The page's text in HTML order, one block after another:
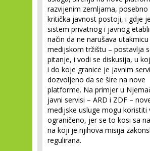
razvijenim zemljama, posebno
kritička javnost postoji, i gdje
sistem privatnog i javnog
način da ne narušava utakmicu
medijskom tržištu – postavlja
pitanje, i vodi se diskusija, u
i do koje granice je javnim
dozvoljeno da se šire na nove
platforme. Na primjer u
javni servisi – ARD i ZDF –
medijske usluge mogu koristiti
ograničeno, jer se to kosi sa
na koji je njihova misija
regulirana.